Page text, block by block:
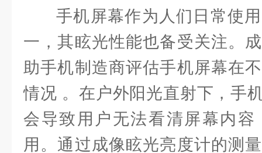
手机屏幕作为人们日常使
一，其眩光性能也备受关注。
助手机制造商评估手机屏幕在
情况 。在户外阳光直射下，手
会导致用户无法看清屏幕内
用。通过成像眩光亮度计的测